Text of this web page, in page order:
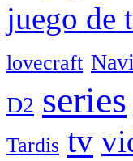
juego de
lovecraft
D2 series
Tardis tv